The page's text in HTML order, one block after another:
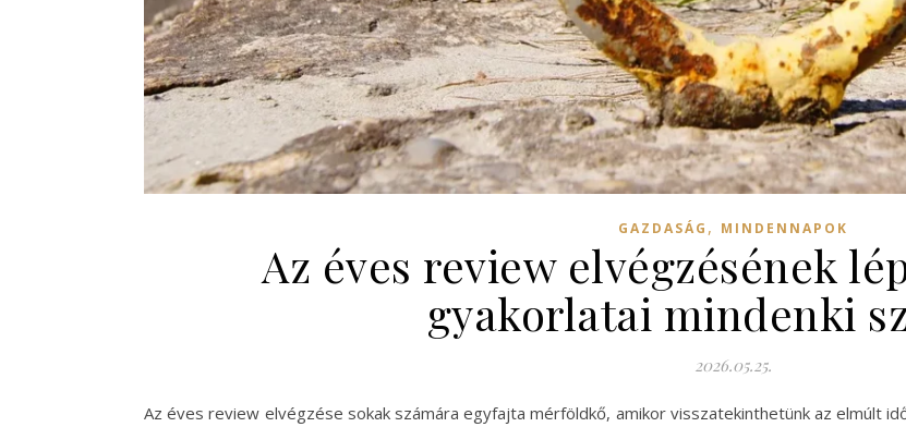
GAZDASÁG , MINDENNAPOK
Az éves review elvégzésének
gyakorlatai mindenki
2026.05.25.
Az éves review elvégzése sokak számára egyfajta mérföldkő, amikor visszatekinthetünk az elmúlt